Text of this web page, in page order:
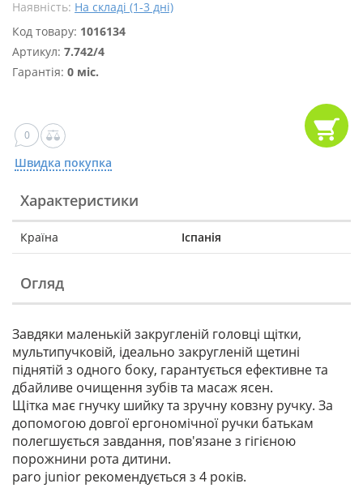
Наявність: На складі (1-3 дні)
Код товару: 1016134
Артикул: 7.742/4
Гарантія: 0 міс.
0
Швидка покупка
Характеристики
Країна Іспанія
Огляд
Завдяки маленькій закругленій головці щітки,
мультипучковій, ідеально закругленій щетині
піднятій з одного боку, гарантується ефективне та
дбайливе очищення зубів та масаж ясен.
Щітка має гнучку шийку та зручну ковзну ручку. За
допомогою довгої ергономічної ручки батькам
полегшується завдання, пов'язане з гігієною
порожнини рота дитини.
paro junior рекомендується з 4 років.